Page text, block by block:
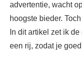
advertentie, wacht
hoogste bieder.
In dit artikel zet ik
een rij, zodat je